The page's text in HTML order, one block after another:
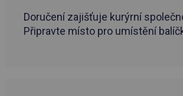
Doručení zajišťuje kurýrní
Připravte místo pro umístění